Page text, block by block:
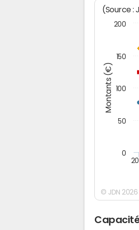
Montants (€)
(Source :
0
50
100
150
200
© JDN 2026